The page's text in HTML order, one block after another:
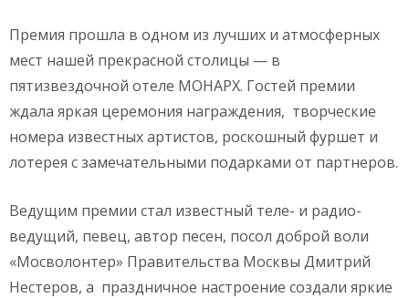
Премия прошла в одном из лучших и атмосферных
мест нашей прекрасной столицы — в
пятизвездочной отеле МОНАРХ. Гостей премии
ждала яркая церемония награждения, творческие
номера известных артистов, роскошный фуршет и
лотерея с замечательными подарками от партнеров.
Ведущим премии стал известный теле- и радио-
ведущий, певец, автор песен, посол доброй воли
«Мосволонтер» Правительства Москвы Дмитрий
Нестеров, а праздничное настроение создали яркие